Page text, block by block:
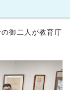
御二人が教育庁